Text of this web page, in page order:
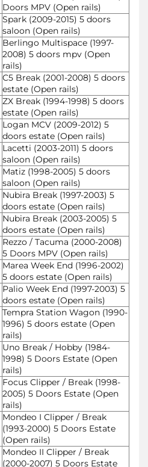
Doors MPV (Open rails)
Spark (2009-2015) 5 doors
saloon (Open rails)
Berlingo Multispace (1997-
2008) 5 doors mpv (Open
rails)
C5 Break (2001-2008) 5 doors
estate (Open rails)
ZX Break (1994-1998) 5 doors
estate (Open rails)
Logan MCV (2009-2012) 5
doors estate (Open rails)
Lacetti (2003-2011) 5 doors
saloon (Open rails)
Matiz (1998-2005) 5 doors
saloon (Open rails)
Nubira Break (1997-2003) 5
doors estate (Open rails)
Nubira Break (2003-2005) 5
doors estate (Open rails)
Rezzo / Tacuma (2000-2008)
5 Doors MPV (Open rails)
Marea Week End (1996-2002)
5 doors estate (Open rails)
Palio Week End (1997-2003) 5
doors estate (Open rails)
Tempra Station Wagon (1990-
1996) 5 doors estate (Open
rails)
Uno Break / Hobby (1984-
1998) 5 Doors Estate (Open
rails)
Focus Clipper / Break (1998-
2005) 5 Doors Estate (Open
rails)
Mondeo I Clipper / Break
(1993-2000) 5 Doors Estate
(Open rails)
Mondeo II Clipper / Break
(2000-2007) 5 Doors Estate